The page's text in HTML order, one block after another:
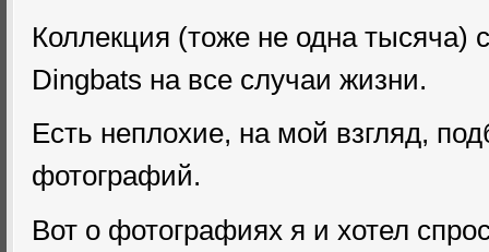
Коллекция (тоже не одна тысяча)
Dingbats на все случаи жизни.
Есть неплохие, на мой взгляд,
фотографий.
Вот о фотографиях я и хотел